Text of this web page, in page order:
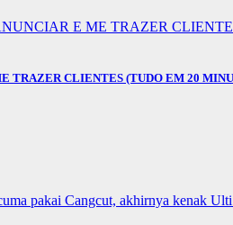
TRAZER CLIENTES (TUDO EM 20